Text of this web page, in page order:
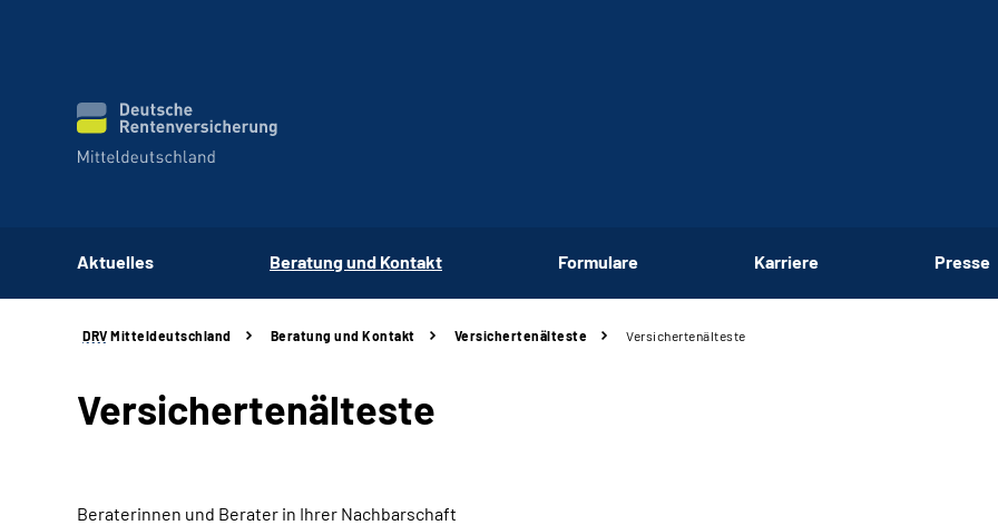
Aktuelles Beratung und Kontakt Formulare Karriere Presse
DRV Mitteldeutschland Beratung und Kontakt Versichertenälteste Versichertenälteste
Versichertenälteste
Beraterinnen und Berater in Ihrer Nachbarschaft